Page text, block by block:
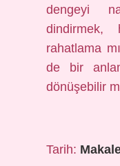
dengeyi
rahatlama
de bir
dönüşebilir
Tarih: